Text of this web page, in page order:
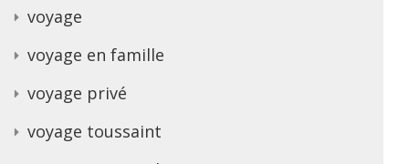
voyage
voyage en famille
voyage privé
voyage toussaint